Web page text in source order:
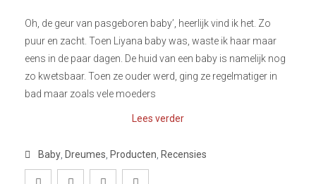
Oh, de geur van pasgeboren baby’, heerlijk vind ik het. Zo
puur en zacht. Toen Liyana baby was, waste ik haar maar
eens in de paar dagen. De huid van een baby is namelijk nog
zo kwetsbaar. Toen ze ouder werd, ging ze regelmatiger in
bad maar zoals vele moeders
Lees verder
Baby Dreumes Producten Recensies